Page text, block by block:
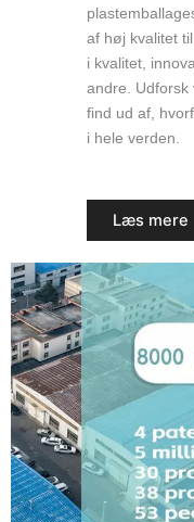
af høj kvalitet
i kvalitet,
andre. Udforsk
find ud af,
i hele verden.
Læs mere